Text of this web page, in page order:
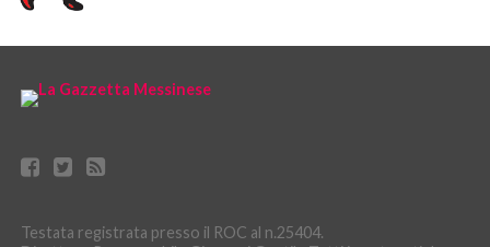
Testata registrata presso il ROC al n.25404.